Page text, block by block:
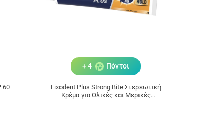
60
+ 4 Πόντοι
Fixodent Plus Strong Bite Στερεωτική
Κρέμα για Ολικές και Μερικές